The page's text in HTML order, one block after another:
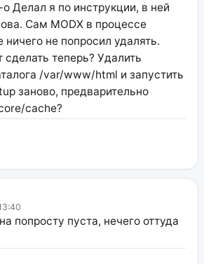
Делал я по инструкции, в ней
Сам MODX в процессе
ничего не попросил удалять.
сделать теперь? Удалить
/var/www/html и запустить
заново, предварительно
cache?
попросту пуста, нечего оттуда